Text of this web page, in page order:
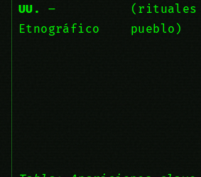
UU.
–
Etnográfico
(rituales
pueblo)